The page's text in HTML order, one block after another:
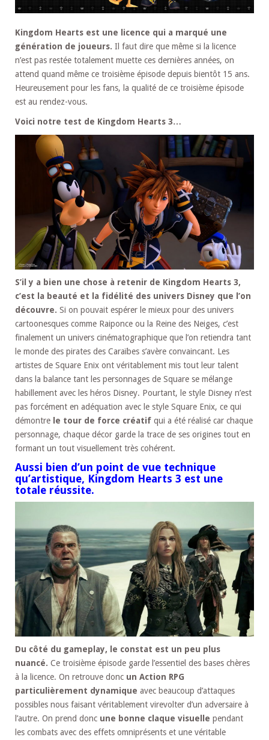
Kingdom Hearts est une licence qui a marqué une
génération de joueurs. Il faut dire que même si la licence
n’est pas restée totalement muette ces dernières années, on
attend quand même ce troisième épisode depuis bientôt 15 ans.
Heureusement pour les fans, la qualité de ce troisième épisode
est au rendez-vous.
Voici notre test de Kingdom Hearts 3…
S’il y a bien une chose à retenir de Kingdom Hearts 3,
c’est la beauté et la fidélité des univers Disney que l’on
découvre. Si on pouvait espérer le mieux pour des univers
cartoonesques comme Raiponce ou la Reine des Neiges, c’est
finalement un univers cinématographique que l’on retiendra tant
le monde des pirates des Caraïbes s’avère convaincant. Les
artistes de Square Enix ont véritablement mis tout leur talent
dans la balance tant les personnages de Square se mélange
habillement avec les héros Disney. Pourtant, le style Disney n’est
pas forcément en adéquation avec le style Square Enix, ce qui
démontre le tour de force créatif qui a été réalisé car chaque
personnage, chaque décor garde la trace de ses origines tout en
formant un tout visuellement très cohérent.
Aussi bien d’un point de vue technique
qu’artistique, Kingdom Hearts 3 est une
totale réussite.
Du côté du gameplay, le constat est un peu plus
nuancé. Ce troisième épisode garde l’essentiel des bases chères
à la licence. On retrouve donc un Action RPG
particulièrement dynamique avec beaucoup d’attaques
possibles nous faisant véritablement virevolter d’un adversaire à
l’autre. On prend donc une bonne claque visuelle pendant
les combats avec des effets omniprésents et une véritable